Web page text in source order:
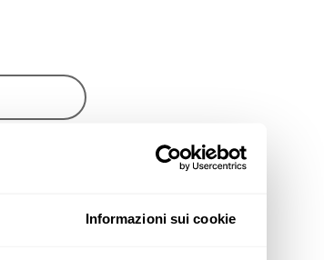
Informazioni sui cookie